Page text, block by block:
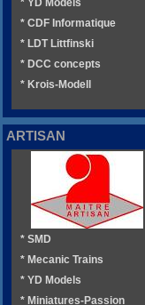
* CDF Informatique
* LDT Littfinski
* DCC concepts
* Krois-Modell
ARTISAN
* SMD
* Mecanic Trains
* YD Models
* Miniatures-Passion